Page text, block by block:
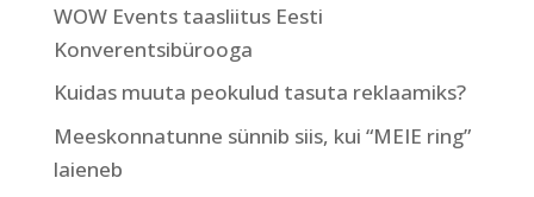
WOW Events taasliitus Eesti
Konverentsibürooga
Kuidas muuta peokulud tasuta reklaamiks?
Meeskonnatunne sünnib siis, kui “MEIE ring”
laieneb